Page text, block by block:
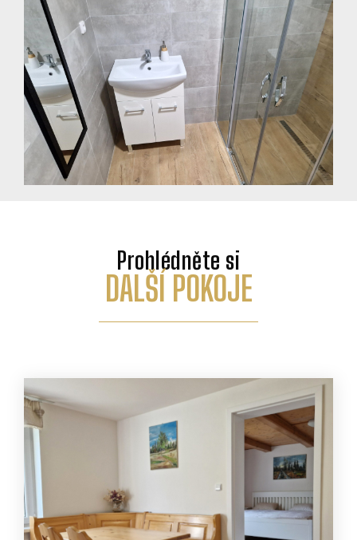
Prohlédněte si
DALŠÍ POKOJE